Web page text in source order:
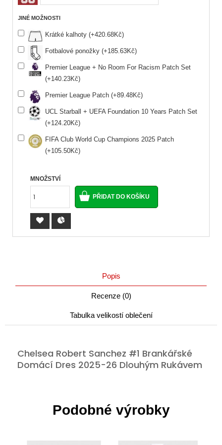
JINÉ MOŽNOSTI
Krátké kalhoty (+420.68Kč)
Fotbalové ponožky (+185.63Kč)
Premier League + No Room For Racism Patch Set
(+140.23Kč)
Premier League Patch (+89.48Kč)
UCL Starball + UEFA Foundation 10 Years Patch Set
(+124.20Kč)
FIFA Club World Cup Champions 2025 Patch
(+105.50Kč)
MNOŽSTVÍ
Popis
Recenze (0)
Tabulka velikostí oblečení
Chelsea Robert Sanchez #1 Brankářské
Domácí Dres 2025-26 Dlouhým Rukávem
Podobné výrobky